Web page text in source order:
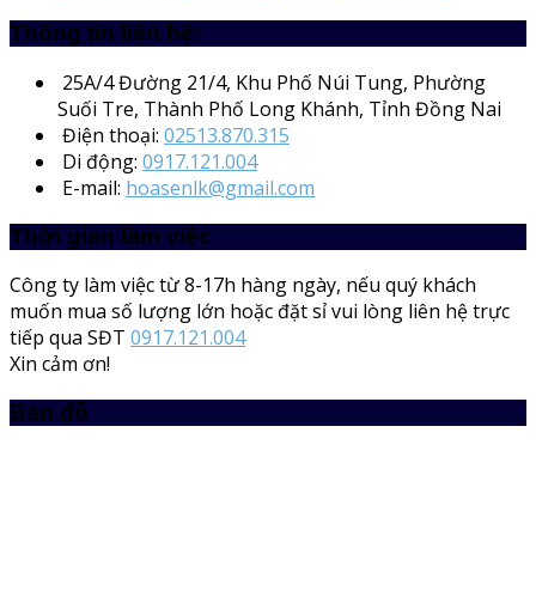
Thông tin liên hệ:
25A/4Đường 21/4, Khu Phố Núi Tung, Phường
Suối Tre, Thành Phố Long Khánh, Tỉnh Đồng Nai
Điện thoại: 02513.870.315
Di động: 0917.121.004
E-mail: hoasenlk@gmail.com
Thời gian làm việc
Công ty làm việc từ 8-17h hàng ngày, nếu quý khách
muốn mua số lượng lớn hoặc đặt sỉ vui lòng liên hệ trực
tiếp qua SĐT 0917.121.004
Xin cảm ơn!
Bản đồ